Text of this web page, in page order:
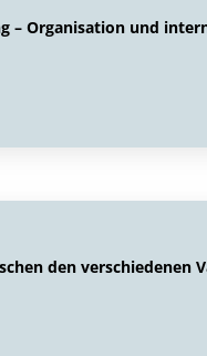
– Organisation und
den verschiedenen